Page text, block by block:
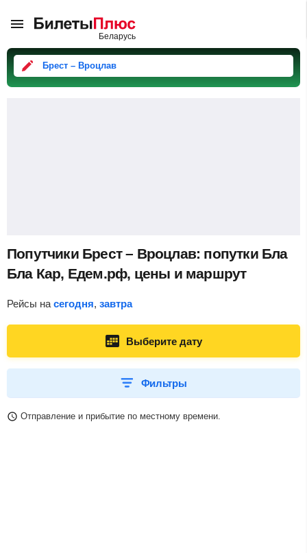
Брест – Вроцлав
Попутчики Брест – Вроцлав: попутки Бла
Бла Кар, Едем.рф, цены и маршрут
Рейсы на сегодня, завтра
Выберите дату
Фильтры
Отправление и прибытие по местному времени.